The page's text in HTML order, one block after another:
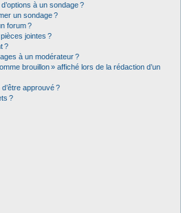
à un sondage ?
un sondage ?
forum ?
jointes ?
?
à un modérateur ?
brouillon » affiché lors de la rédaction d’un
approuvé ?
?